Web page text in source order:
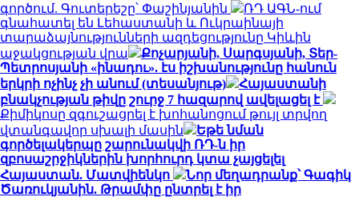
գործում. Գուտերեշը՝ Փաշինյանին
ՌԴ ԱԳՆ-ում
գնահատել են Լեհաստանի և Ուկրաինայի
տարաձայնությունների ազդեցությունը Կիևին
աջակցության վրա
Քոչարյանի, Սարգսյանի, Տեր-
Պետրոսյանի «ինադու». էս իշխանությունը հանուն
երկրի ոչինչ չի անում (տեսանյութ)
Հայաստանի
բնակչության թիվը շուրջ 7 հազարով ավելացել է
Քիմիկոսը զգուշացրել է խոհանոցում թույլ տրվող
վտանգավոր սխալի մասին
Եթե նման
գործելակերպը շարունակվի ՌԴ-ն իր
զբոսաշրջիկներին խորհուրդ կտա չայցելել
Հայաստան. Մատվիենկո
Նոր մեղադրանք՝ Գագիկ
Ծառուկյանին. Թրամփը ընտրել է իր